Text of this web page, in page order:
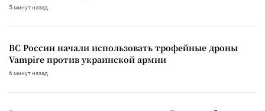
5 минут назад
ВС России начали использовать трофейные дроны
Vampire против украинской армии
6 минут назад